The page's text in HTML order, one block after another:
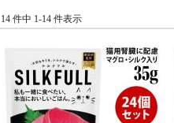
14 件中 1-14 件表示